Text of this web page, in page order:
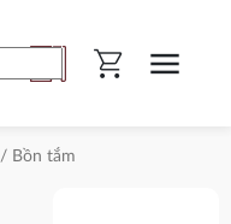
shopping_cart menu
/ Bồn tắm